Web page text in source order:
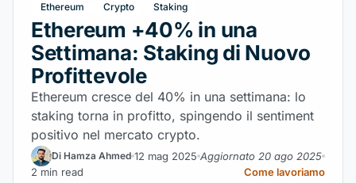
Ethereum Crypto Staking
Ethereum +40% in una
Settimana: Staking di Nuovo
Profittevole
Ethereum cresce del 40% in una settimana: lo
staking torna in profitto, spingendo il sentiment
positivo nel mercato crypto.
Di Hamza Ahmed 12 mag 2025 Aggiornato 20 ago 2025
2 min read
Come lavoriamo